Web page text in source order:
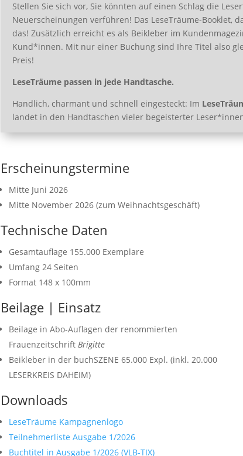
Stellen Sie sich vor, Sie könnten auf einen Schlag die
Neuerscheinungen verführen! Das LeseTräume-Booklet,
das! Zusätzlich erreicht es als Beikleber im
Kund*innen. Mit nur einer Buchung sind Ihre Titel also
Preis!
LeseTräume passen in jede Handtasche.
Handlich, charmant und schnell eingesteckt: Im
landet in den Handtaschen vieler begeisterter
Erscheinungstermine
Mitte Juni 2026
Mitte November 2026 (zum Weihnachtsgeschäft)
Technische Daten
Gesamtauflage 155.000 Exemplare
Umfang 24 Seiten
Format 148 x 100mm
Beilage | Einsatz
Beilage in Abo-Auflagen der renommierten
Frauenzeitschrift Brigitte
Beikleber in der buchSZENE 65.000 Expl. (inkl. 20.000
LESERKREIS DAHEIM)
Downloads
LeseTräume Kampagnenlogo
Teilnehmerliste Ausgabe 1/2026
Buchtitel in Ausgabe 1/2026 (VLB-TIX)